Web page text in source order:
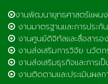
งานพัฒนายุทธศาสตร์แผนง
งานมาตรฐานและการประ
งานศูนย์ดิจิทัลและสื่อสารอ
งานส่งเสริมการวิจัย นวัต
งานส่งเสริมธุรกิจและการเ
งานติดตามและประเมินผล